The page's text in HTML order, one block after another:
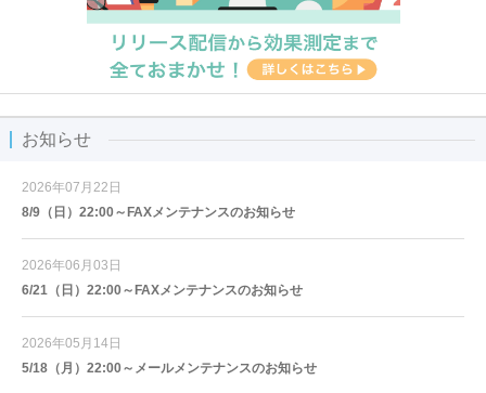
お知らせ
2026年07月22日
8/9（日）22:00～FAXメンテナンスのお知らせ
2026年06月03日
6/21（日）22:00～FAXメンテナンスのお知らせ
2026年05月14日
5/18（月）22:00～メールメンテナンスのお知らせ